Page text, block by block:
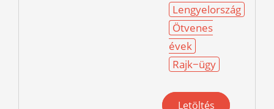
Lengyelország
Ötvenes
évek
Rajk−ügy
Letöltés